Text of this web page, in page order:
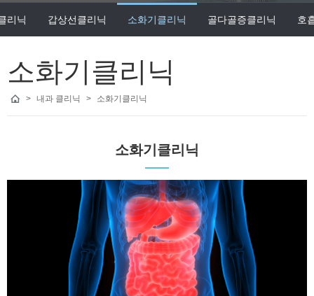
리닉 갑상선클리닉 소화기클리닉 골다골증클리닉 호
소화기클리닉
> 내과 클리닉 > 소화기클리닉
소화기클리닉